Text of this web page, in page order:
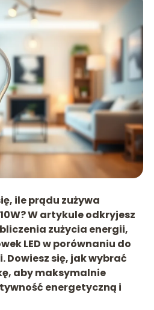
ile prądu zużywa
W artykule odkryjesz
zużycia energii,
LED w porównaniu do
się, jak wybrać
aby maksymalnie
energetyczną i